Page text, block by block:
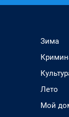
Зима
Лето
Мой